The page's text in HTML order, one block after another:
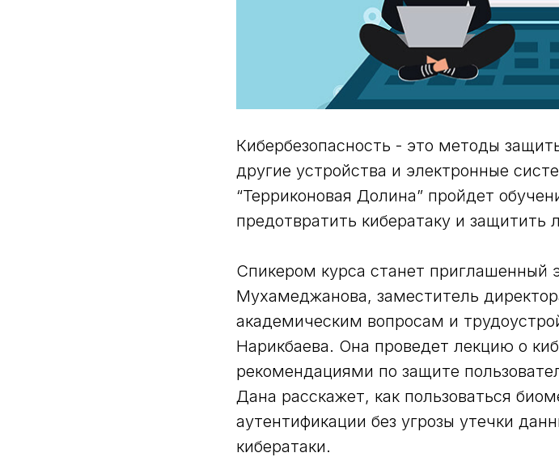
Кибербезопасность - это методы
другие устройства и электронные
“Терриконовая Долина” пройдет
предотвратить кибератаку и защитить
Спикером курса станет приглашенный
Мухамеджанова, заместитель
академическим вопросам и
Нарикбаева. Она проведет лекцию о
рекомендациями по защите
Дана расскажет, как пользоваться
аутентификации без угрозы утечки
кибератаки.